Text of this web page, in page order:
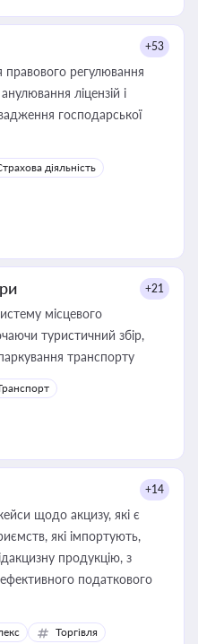
+53
правового регулювання
ліцензій і
господарської
діяльність
+21
місцевого
туристичний збір,
плату за земельні ділянки, за паркування транспорту
+14
щодо акцизу, які є
які імпортують,
продукцію, з
податкового
Торгівля